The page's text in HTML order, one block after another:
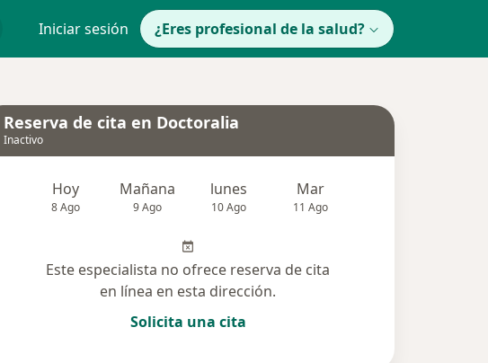
Iniciar sesión ¿Eres profesional de la salud?
Reserva de cita en Doctoralia
Inactivo
Hoy
8 Ago
Mañana
9 Ago
lunes
10 Ago
Mar
11 Ago
Este especialista no ofrece reserva de cita
en línea en esta dirección.
Solicita una cita